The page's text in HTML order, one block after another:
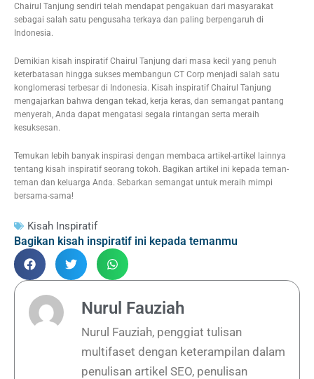
Chairul Tanjung sendiri telah mendapat pengakuan dari masyarakat
sebagai salah satu pengusaha terkaya dan paling berpengaruh di
Indonesia.
Demikian kisah inspiratif Chairul Tanjung dari masa kecil yang penuh
keterbatasan hingga sukses membangun CT Corp menjadi salah satu
konglomerasi terbesar di Indonesia. Kisah inspiratif Chairul Tanjung
mengajarkan bahwa dengan tekad, kerja keras, dan semangat pantang
menyerah, Anda dapat mengatasi segala rintangan serta meraih
kesuksesan.
Temukan lebih banyak inspirasi dengan membaca artikel-artikel lainnya
tentang kisah inspiratif seorang tokoh. Bagikan artikel ini kepada teman-
teman dan keluarga Anda. Sebarkan semangat untuk meraih mimpi
bersama-sama!
Kisah Inspiratif
Bagikan kisah inspiratif ini kepada temanmu
Nurul Fauziah
Nurul Fauziah, penggiat tulisan
multifaset dengan keterampilan dalam
penulisan artikel SEO, penulisan